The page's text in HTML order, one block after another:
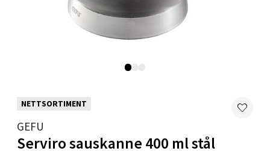
NETTSORTIMENT
GEFU
Serviro sauskanne 400 ml stål
Mandal - Alti Mandal